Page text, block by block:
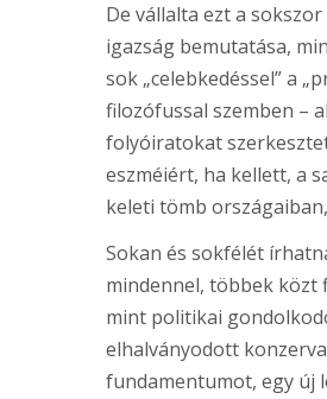
De vállalta ezt a
igazság bemutatása,
sok „celebkedéssel” a
filozófussal szemben –
folyóiratokat
eszméiért, ha kellett, a
keleti tömb
Sokan és sokfélét
mindennel, többek közt
mint politikai
elhalványodott
fundamentumot, egy új